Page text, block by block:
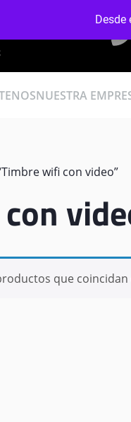
Desde
NUESTRA
wifi con video”
que coincidan